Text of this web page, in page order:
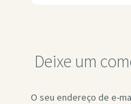
Deixe um
O seu endereço de e-